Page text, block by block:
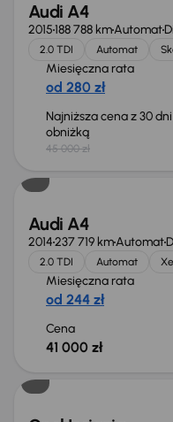
Audi A4
2015188 788 kmAutomat
2.0 TDI Automat
Miesięczna rata
od 280 zł
Najniższa cena z 30
obniżką
45 000 zł
Audi A4
2014237 719 kmAutomat
2.0 TDI Automat
Miesięczna rata
od 244 zł
Cena
41 000 zł